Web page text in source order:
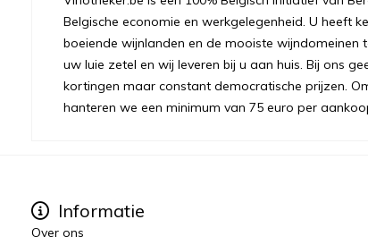
Belgische economie en werkgelegenheid. U heeft
boeiende wijnlanden en de mooiste wijndomeinen
uw luie zetel en wij leveren bij u aan huis. Bij ons
kortingen maar constant democratische prijzen.
hanteren we een minimum van 75 euro per
Informatie
Over ons